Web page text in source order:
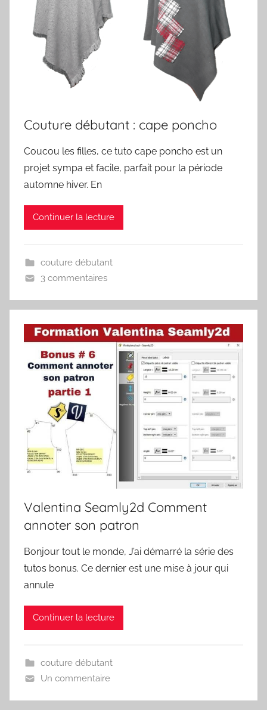
Couture débutant : cape poncho
Coucou les filles, ce tuto cape poncho est un
projet sympa et facile, parfait pour la période
automne hiver. En
Continuer la lecture
couture débutant
3 commentaires
Valentina Seamly2d Comment
annoter son patron
Bonjour tout le monde, J’ai démarré la série des
tutos bonus. Ce dernier est une mise à jour qui
annule
Continuer la lecture
couture débutant
Un commentaire